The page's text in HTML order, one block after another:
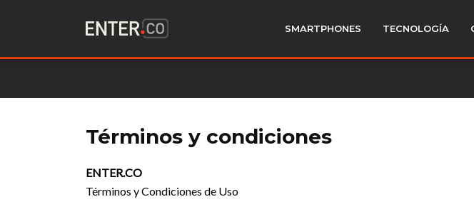
SMARTPHONES TECNOLOGÍA
Términos y condiciones
ENTER.CO
Términos y Condiciones de Uso